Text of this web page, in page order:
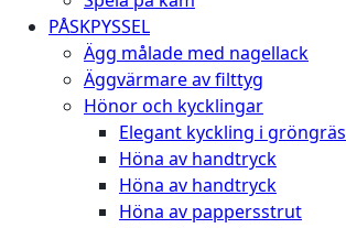
PÅSKPYSSEL
Ägg målade med nagellack
Äggvärmare av filttyg
Hönor och kycklingar
Elegant kyckling i gröngräs
Höna av handtryck
Höna av handtryck
Höna av pappersstrut